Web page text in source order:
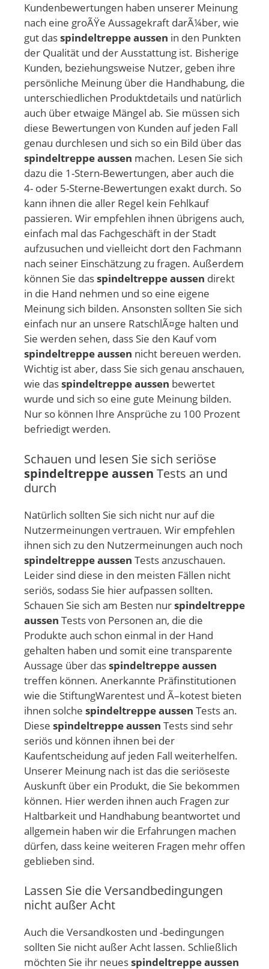
Kundenbewertungen haben unserer Meinung
nach eine groÃŸe Aussagekraft darÃ¼ber, wie
gut dasspindeltreppe aussen in den Punkten
der Qualität und der Ausstattung ist. Bisherige
Kunden, beziehungsweise Nutzer, geben ihre
persönliche Meinung über die Handhabung, die
unterschiedlichen Produktdetails und natürlich
auch über etwaige Mängel ab. Sie müssen sich
diese Bewertungen von Kunden auf jeden Fall
genau durchlesen und sich so ein Bild über das
spindeltreppe aussen machen. Lesen Sie sich
dazu die 1-Stern-Bewertungen, aber auch die
4- oder 5-Sterne-Bewertungen exakt durch. So
kann ihnen die aller Regel kein Fehlkauf
passieren. Wir empfehlen ihnen übrigens auch,
einfach mal das Fachgeschäft in der Stadt
aufzusuchen und vielleicht dort den Fachmann
nach seiner Einschätzung zu fragen. Außerdem
können Sie dasspindeltreppe aussen direkt
in die Hand nehmen und so eine eigene
Meinung sich bilden. Ansonsten sollten Sie sich
einfach nur an unsere RatschlÃ¤ge halten und
Sie werden sehen, dass Sie den Kauf vom
spindeltreppe aussen nicht bereuen werden.
Wichtig ist aber, dass Sie sich genau anschauen,
wie dasspindeltreppe aussen bewertet
wurde und sich so eine gute Meinung bilden.
Nur so können Ihre Ansprüche zu 100 Prozent
befriedigt werden.
Schauen und lesen Sie sich seriöse
spindeltreppe aussen Tests an und
durch
Natürlich sollten Sie sich nicht nur auf die
Nutzermeinungen vertrauen. Wir empfehlen
ihnen sich zu den Nutzermeinungen auch noch
spindeltreppe aussen Tests anzuschauen.
Leider sind diese in den meisten Fällen nicht
seriös, sodass Sie hier aufpassen sollten.
Schauen Sie sich am Besten nurspindeltreppe
aussen Tests von Personen an, die die
Produkte auch schon einmal in der Hand
gehalten haben und somit eine transparente
Aussage über dasspindeltreppe aussen
treffen können. Anerkannte Präfinstitutionen
wie die StiftungWarentest und Ã–kotest bieten
ihnen solche spindeltreppe aussen Tests an.
Diese spindeltreppe aussen Tests sind sehr
seriös und können ihnen bei der
Kaufentscheidung auf jeden Fall weiterhelfen.
Unserer Meinung nach ist das die seriöseste
Auskunft über ein Produkt, die Sie bekommen
können. Hier werden ihnen auch Fragen zur
Haltbarkeit und Handhabung beantwortet und
allgemein haben wir die Erfahrungen machen
dürfen, dass keine weiteren Fragen mehr offen
geblieben sind.
Lassen Sie die Versandbedingungen
nicht außer Acht
Auch die Versandkosten und -bedingungen
sollten Sie nicht außer Acht lassen. Schließlich
möchten Sie ihr neuesspindeltreppe aussen